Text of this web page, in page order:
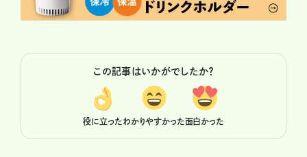
この記事はいかがでしたか？
役に立ったわかりやすかった面白かった